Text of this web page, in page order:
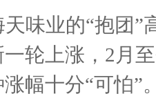
天味业的“抱团”
轮上涨，2月
幅十分“可怕”